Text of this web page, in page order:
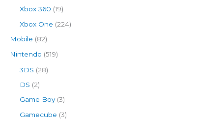
Xbox 360 (19)
Xbox One (224)
Mobile (82)
Nintendo (519)
3DS (28)
DS (2)
Game Boy(3)
Gamecube (3)